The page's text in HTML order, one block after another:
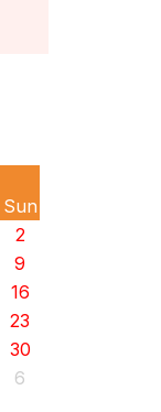
Sun
2
9
16
23
30
6